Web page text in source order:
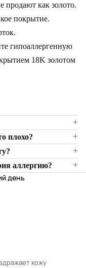
продают как золото.
покрытие.
гипоаллергенную
18K золотом
плохо?
аллергию?
день
кожу